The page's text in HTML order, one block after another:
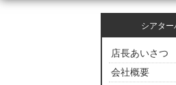
シアタ
店長あいさつ
会社概要